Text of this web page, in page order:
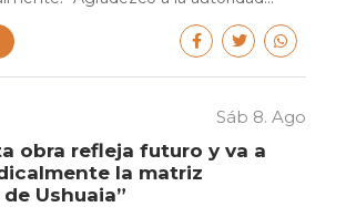
Sáb 8. Ago
obra refleja futuro y va a
la matriz
Ushuaia”